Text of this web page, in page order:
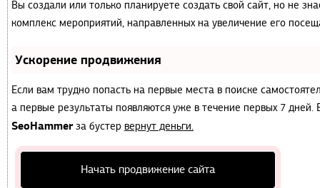
Вы создали или только планируете создать свой сайт, но не
комплекс мероприятий, направленных на увеличение его
Ускорение продвижения
Если вам трудно попасть на первые места в поиске
а первые результаты появляются уже в течение первых 7
SeoHammerза бустер вернут деньги.
Начать продвижение сайта